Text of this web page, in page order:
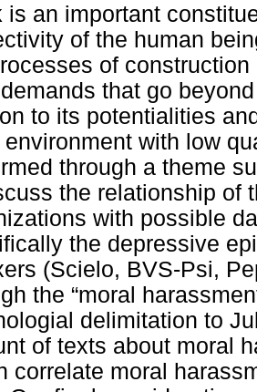
is an important
of the human
of
that go
to its potentialities
environment with low
through a theme
the relationship of
with possible
the depressive
(Scielo, BVS-Psi,
the “moral
delimitation to
of texts about moral
correlate moral